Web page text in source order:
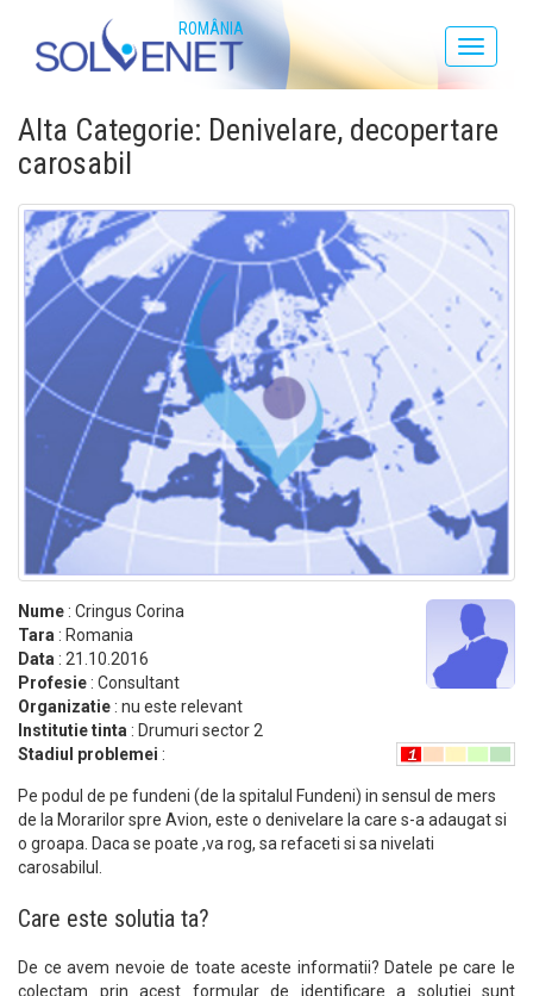
Toggle
ROMÂNIA
Alta Categorie: Denivelare, decopertare
carosabil
Nume : Cringus Corina
Tara : Romania
Data : 21.10.2016
Profesie : Consultant
Organizatie : nu este relevant
Institutie tinta : Drumuri sector 2
Stadiul problemei :
Pe podul de pe fundeni (de la spitalul Fundeni) in sensul de mers
de la Morarilor spre Avion, este o denivelare la care s-a adaugat si
o groapa. Daca se poate ,va rog, sa refaceti si sa nivelati
carosabilul.
Care este solutia ta?
De ce avem nevoie de toate aceste informatii? Datele pe care le
colectam prin acest formular de identificare a solutiei sunt